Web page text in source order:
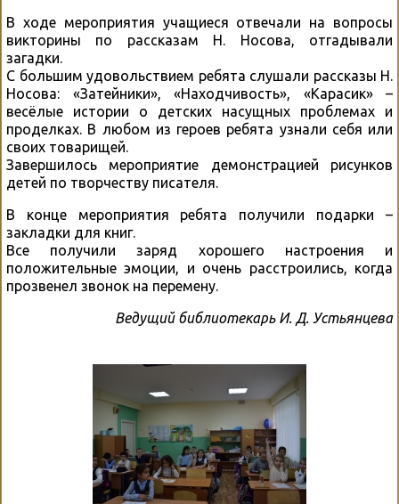
В ходе мероприятия учащиеся отвечали на вопросы
викторины по рассказам Н. Носова, отгадывали
загадки.
С большим удовольствием ребята слушали рассказы Н.
Носова: «Затейники», «Находчивость», «Карасик» –
весёлые истории о детских насущных проблемах и
проделках. В любом из героев ребята узнали себя или
своих товарищей.
Завершилось мероприятие демонстрацией рисунков
детей по творчеству писателя.
В конце мероприятия ребята получили подарки –
закладки для книг.
Все получили заряд хорошего настроения и
положительные эмоции, и очень расстроились, когда
прозвенел звонок на перемену.
Ведущий библиотекарь И. Д. Устьянцева